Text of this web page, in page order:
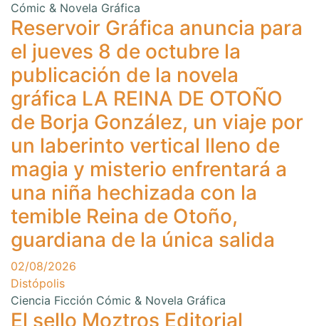
Cómic & Novela Gráfica
Reservoir Gráfica anuncia para
el jueves 8 de octubre la
publicación de la novela
gráfica LA REINA DE OTOÑO
de Borja González, un viaje por
un laberinto vertical lleno de
magia y misterio enfrentará a
una niña hechizada con la
temible Reina de Otoño,
guardiana de la única salida
02/08/2026
Distópolis
Ciencia Ficción Cómic & Novela Gráfica
El sello Moztros Editorial